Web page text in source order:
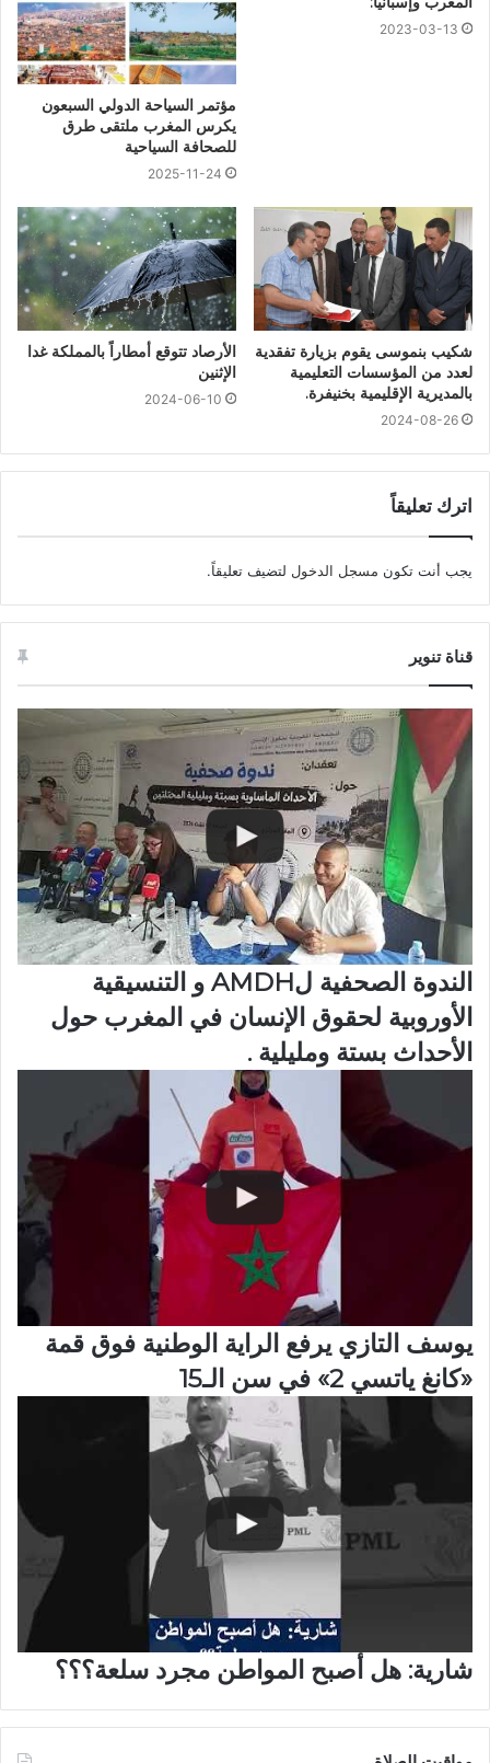
2023-03-13
مؤتمر السياحة الدولي السبعون
يكرس المغرب ملتقى طرق
للصحافة السياحية
2025-11-24
شكيب بنموسى يقوم بزيارة تفقدية
لعدد من المؤسسات التعليمية
بالمديرية الإقليمية بخنيفرة.
2024-08-26
الأرصاد تتوقع أمطاراً بالمملكة غدا
الإثنين
2024-06-10
اترك تعليقاً
يجب أنت تكون مسجل الدخول لتضيف تعليقاً.
قناة تنوير
الندوة الصحفية لAMDH و التنسيقية
الأوروبية لحقوق الإنسان في المغرب حول
الأحداث بستة ومليلية .
يوسف التازي يرفع الراية الوطنية فوق قمة
«كانغ ياتسي 2» في سن الـ15
شارية: هل أصبح المواطن مجرد سلعة؟؟؟